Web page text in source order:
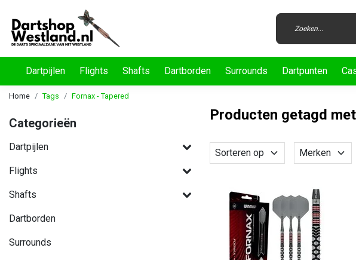
Dartpijlen Flights Shafts Dartborden Surrounds Dartpunten
Home Tags Fornax - Tapered
Categorieën
Dartpijlen
Flights
Shafts
Dartborden
Surrounds
Producten getagd
Sorteren op Merken